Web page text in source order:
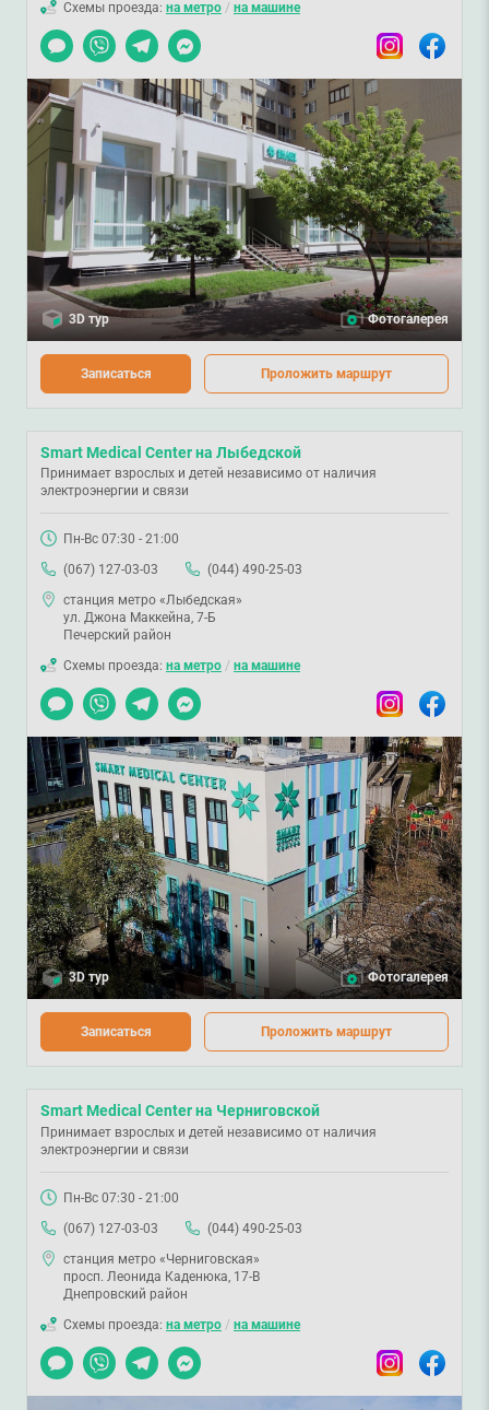
(дерматовенерологом, отоларингологом) или провести
дополнительные лабораторные исследования. Это позволяет
правильно установить диагноз для назначения лечения.
Чтобы записаться в детский аллерголога, позвоните 067-127-03-03
заполните форму
на сайте.
Схемы проезда: на метро / на машине
Чат
Viber TelegramMessenger InstagramFacebook
3D тур Фотогалерея
Записаться Проложить маршрут
Smart Medical Center на Лыбедской
Принимает взрослых и детей независимо от наличия
электроэнергии и связи
Пн-Вс 07:30 - 21:00
(067) 127-03-03
(044) 490-25-03
станция метро «Лыбедская»
ул. Джона Маккейна, 7-Б
Печерский район
Схемы проезда: на метро / на машине
Чат
Viber TelegramMessenger InstagramFacebook
3D тур Фотогалерея
Записаться Проложить маршрут
Smart Medical Center на Черниговской
Принимает взрослых и детей независимо от наличия
электроэнергии и связи
Пн-Вс 07:30 - 21:00
(067) 127-03-03
(044) 490-25-03
станция метро «Черниговская»
просп. Леонида Каденюка, 17-В
Днепровский район
Схемы проезда: на метро / на машине
Чат
Viber TelegramMessenger InstagramFacebook